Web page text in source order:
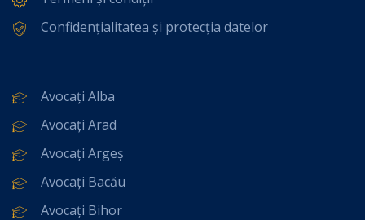
Confidențialitatea și protecția datelor
Avocați Alba
Avocați Arad
Avocați Argeș
Avocați Bacău
Avocați Bihor